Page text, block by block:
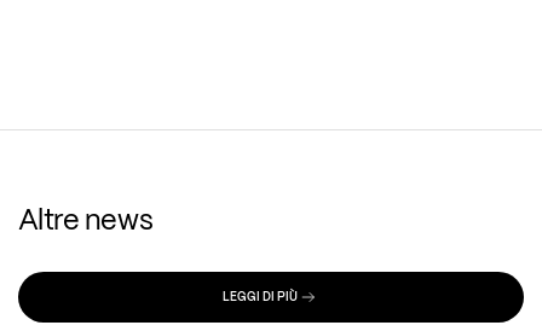
Altre news
LEGGI DI PIÙ